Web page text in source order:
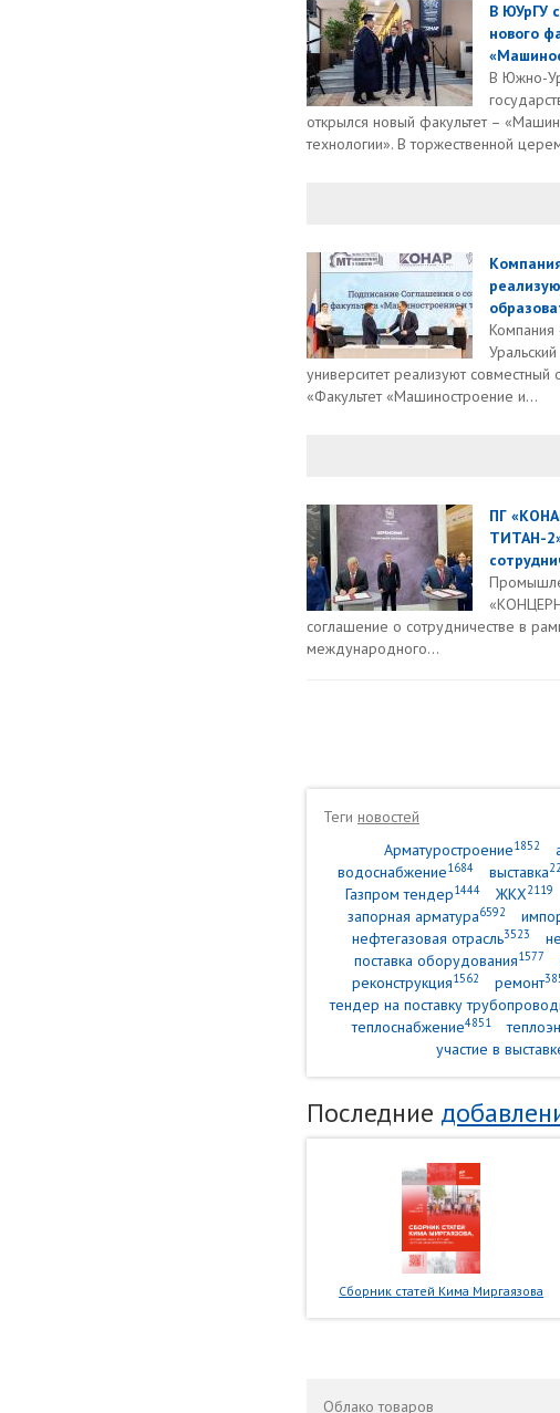
В ЮУрГУ
нового
В Южно-
открылся новый факультет –
технологии». В торжественной
университет реализуют совместный
«Факультет «Машиностроение и...
ПГ
ТИТАН-
соглашение о сотрудничестве в
международного...
Теги новостей
Арматуростроение1852
водоснабжение1684 выставка
Газпром тендер1444 ЖКХ2119
запорная арматура6592
нефтегазовая отрасль3523
поставка оборудования1577
реконструкция1562 ремонт
тендер на поставку
теплоснабжение4851
участие в
Последние
Сборник статей Кима Миргаязова
Облакотоваров